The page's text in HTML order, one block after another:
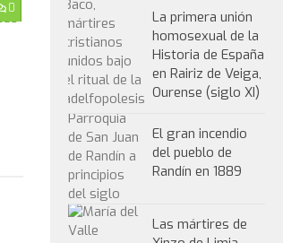
0
La primera unión
homosexual de la
Historia de España
en Rairiz de Veiga,
Ourense (siglo XI)
El gran incendio
del pueblo de
Randín en 1889
Las mártires de